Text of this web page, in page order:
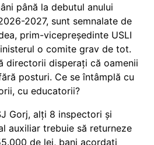
până la debutul anului
2027, sunt semnalate de
prim-vicepreședinte USLI
o comite grav de tot.
directorii disperați că oamenii
posturi. Ce se întâmplă cu
cu educatorii?
Gorj, alți 8 inspectori și
auxiliar trebuie să returneze
de lei, bani acordați